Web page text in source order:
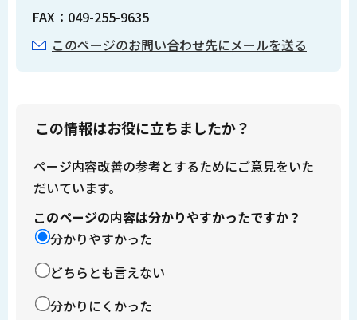
FAX：049-255-9635
このページのお問い合わせ先にメールを送る
この情報はお役に立ちましたか？
ページ内容改善の参考とするためにご意見をいた
だいています。
このページの内容は分かりやすかったですか？
分かりやすかった
どちらとも言えない
分かりにくかった